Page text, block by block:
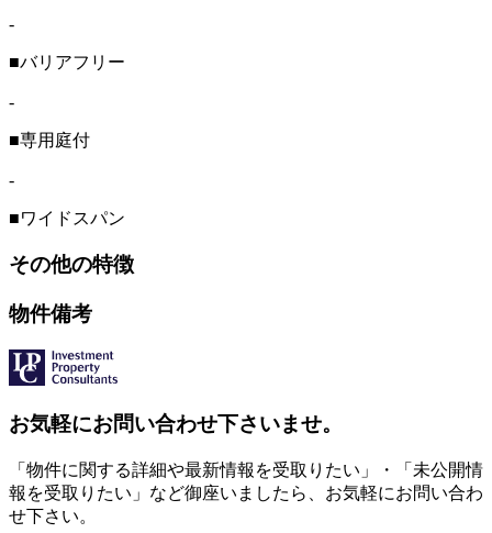
-
■バリアフリー
-
■専用庭付
-
■ワイドスパン
その他の特徴
物件備考
お気軽にお問い合わせ下さいませ。
「物件に関する詳細や最新情報を受取りたい」・「未公開情
報を受取りたい」など御座いましたら、お気軽にお問い合わ
せ下さい。